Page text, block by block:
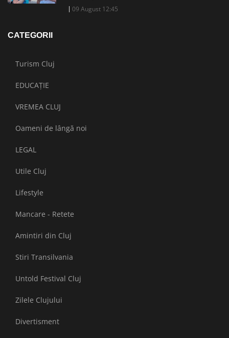
09 August 12:45
CATEGORII
Turism Cluj
EDUCAȚIE
VREMEA CLUJ
Oameni de lângă noi
LEGAL
Utile Cluj
Lifestyle
Mancare - Retete
Amintiri din Cluj
Stiri Transilvania
Untold Festival Cluj
Zilele Clujului
Divertisment